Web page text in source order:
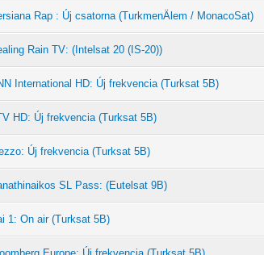
Rap : Új csatorna (TurkmenÄlem / MonacoSat)
Rain TV: (Intelsat 20 (IS-20))
International HD: Új frekvencia (Turksat 5B)
HD: Új frekvencia (Turksat 5B)
Új frekvencia (Turksat 5B)
SL Pass: (Eutelsat 9B)
1: On air (Turksat 5B)